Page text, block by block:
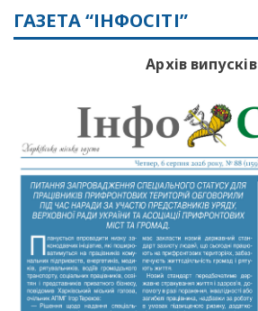
ГАЗЕТА “ІНФОСІТІ”
Архів випусків